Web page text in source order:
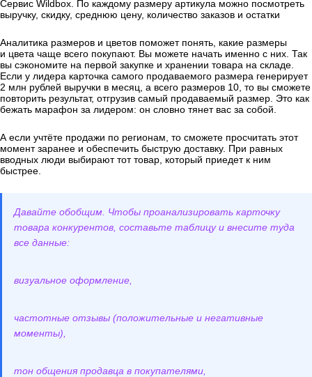
Сервис Wildbox. По каждому размеру артикула можно посмотреть
выручку, скидку, среднюю цену, количество заказов и остатки
Аналитика размеров и цветов поможет понять, какие размеры
и цвета чаще всего покупают. Вы можете начать именно с них. Так
вы сэкономите на первой закупке и хранении товара на складе.
Если у лидера карточка самого продаваемого размера генерирует
2 млн рублей выручки в месяц, а всего размеров 10, то вы сможете
повторить результат, отгрузив самый продаваемый размер. Это как
бежать марафон за лидером: он словно тянет вас за собой.
А если учтёте продажи по регионам, то сможете просчитать этот
момент заранее и обеспечить быструю доставку. При равных
вводных люди выбирают тот товар, который приедет к ним
быстрее.
Давайте обобщим. Чтобы проанализировать карточку
товара конкурентов, составьте таблицу и внесите туда
все данные:
визуальное оформление,
частотные отзывы (положительные и негативные
моменты),
тон общения продавца в покупателями,